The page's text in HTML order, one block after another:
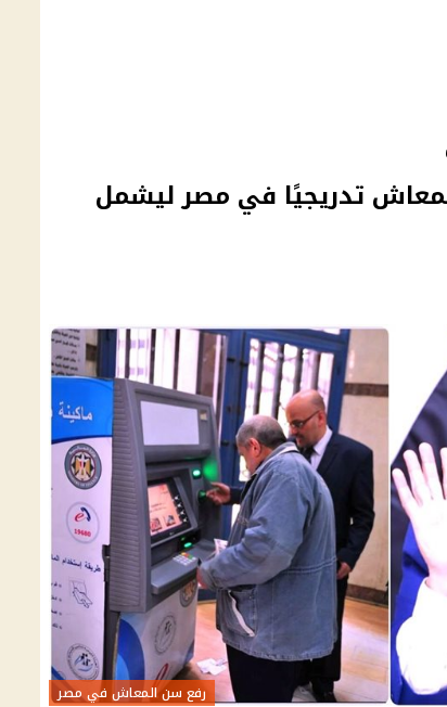
تدريجيًا في مصر ليشمل
رفع سن المعاش في مصر